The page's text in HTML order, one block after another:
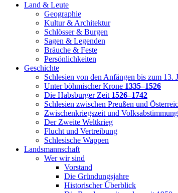
Land & Leute
Geographie
Kultur & Architektur
Schlösser & Burgen
Sagen & Legenden
Bräuche & Feste
Persönlichkeiten
Geschichte
Schlesien von den Anfängen bis zum 13.
Unter böhmischer Krone 1335–1526
Die Habsburger Zeit 1526–1742
Schlesien zwischen Preußen und
Zwischenkriegszeit und
Der Zweite Weltkrieg
Flucht und Vertreibung
Schlesische Wappen
Landsmannschaft
Wer wir sind
Vorstand
Die Gründungsjahre
Historischer Überblick